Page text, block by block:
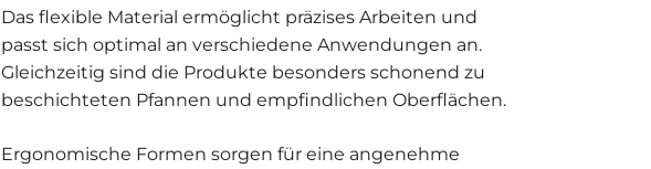
Das flexible Material ermöglicht präzises Arbeiten und
passt sich optimal an verschiedene Anwendungen an.
Gleichzeitig sind die Produkte besonders schonend zu
beschichteten Pfannen und empfindlichen Oberflächen.
Ergonomische Formen sorgen für eine angenehme